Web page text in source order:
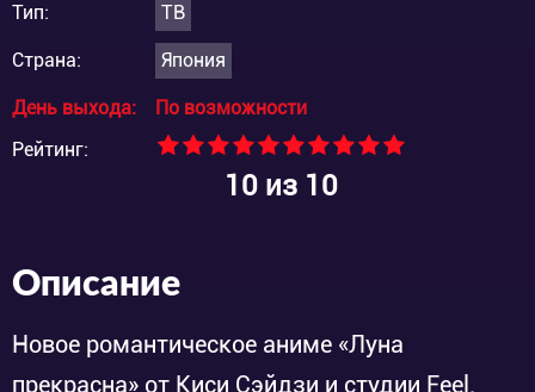
Тип: ТВ
Страна: Япония
День выхода:
По возможности
Рейтинг:
10из 10
Описание
Новое романтическое аниме «Луна
прекрасна» от Киси Сэйдзи и студии Feel.